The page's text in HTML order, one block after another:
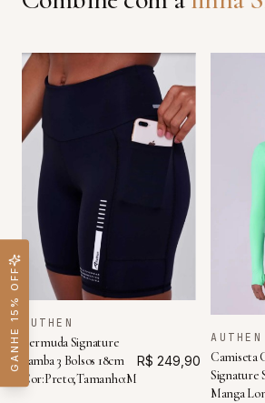
AUTHEN
Bermuda Signature
Samba 3 Bolsos 18cm
Cor:Preto;Tamanho:M
R$ 249,90
AUTHEN
Camiseta
Signature
Manga
GANHE 15% OFF